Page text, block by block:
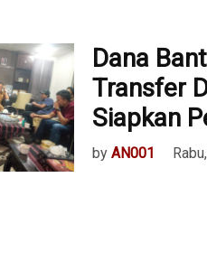
Dana
Transfer
Siapkan
by AN001